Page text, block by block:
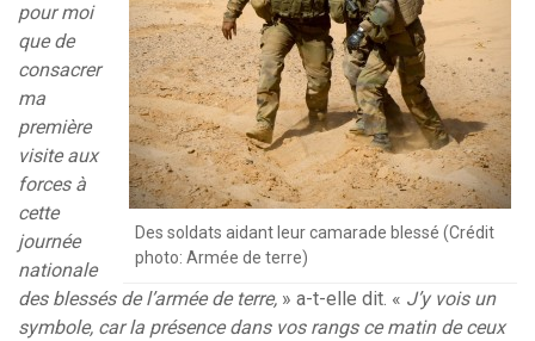
Des soldats aidant leur camarade blessé (Crédit
photo: Armée de terre)
pour moi
que de
consacrer
ma
première
visite aux
forces à
cette
journée
nationale
des blessés de l’armée de terre, » a-t-elle dit. « J’y vois un
symbole, car la présence dans vos rangs ce matin de ceux